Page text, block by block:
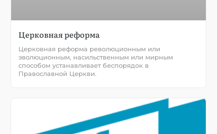
Церковная реформа
Церковная реформа революционным или
эволюционным, насильственным или мирным
способом устанавливает беспорядок в
Православной Церкви.